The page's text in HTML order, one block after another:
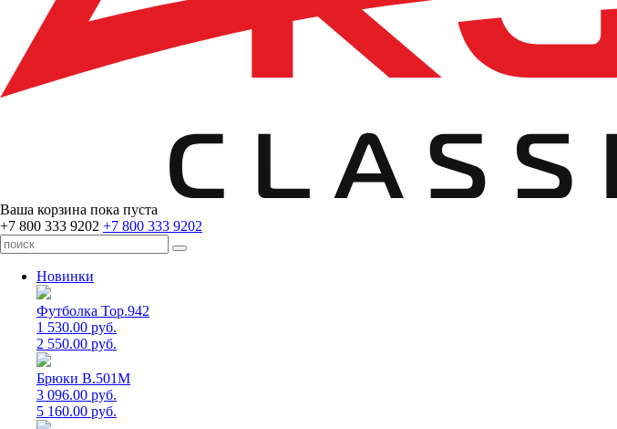
Ваша корзина пока пуста
+7 800 333 9202 +7 800 333 9202
Новинки
Футболка Top.942
1 530.00 руб.
2 550.00 руб.
Брюки B.501M
3 096.00 руб.
5 160.00 руб.